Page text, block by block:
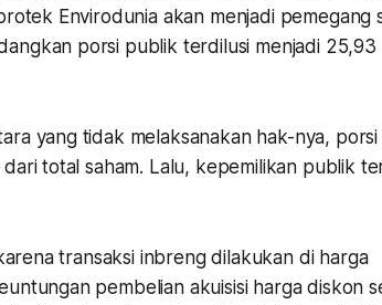
Envirodunia akan menjadi pemegang
porsi publik terdilusi menjadi 25,93
yang tidak melaksanakan hak-nya, porsi
total saham. Lalu, kepemilikan publik
transaksi inbreng dilakukan di harga
pembelian akuisisi harga diskon